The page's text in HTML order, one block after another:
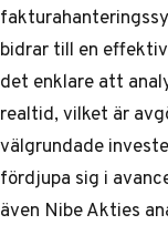
bidrar till en
det enklare att
realtid, vilket är
välgrundade
fördjupa sig i
även Nibe Akties